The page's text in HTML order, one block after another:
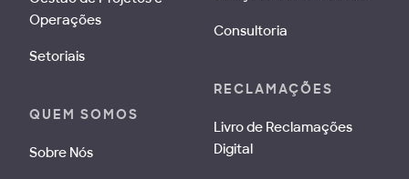
Operações
Setoriais
QUEM SOMOS
Sobre Nós
Consultoria
RECLAMAÇÕES
Livro de Reclamações
Digital